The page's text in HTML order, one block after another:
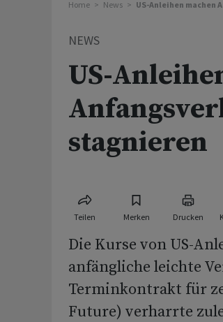
Home News US-Anleihen
NEWS
US-
stagnieren
Teilen Merken Drucken
Die Kurse von US-
anfängliche leichte
Terminkontrakt für
Future) verharrte